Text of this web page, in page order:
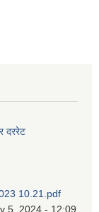
दररेट
10.21.pdf
5, 2024 - 12:09